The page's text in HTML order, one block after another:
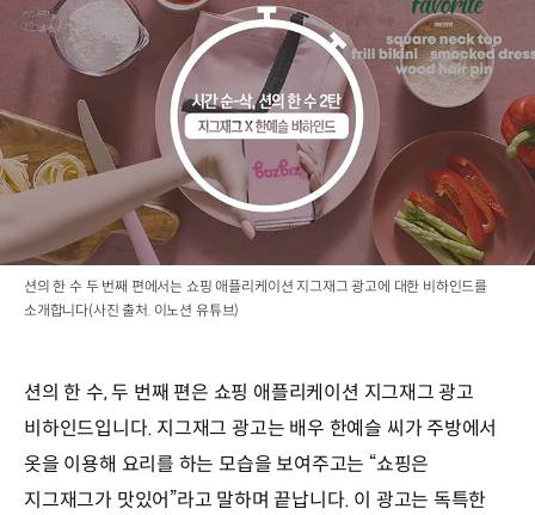
션의 한 수 두 번째 편에서는 쇼핑 애플리케이션 지그재그 광고에 대한 비하인드를
소개합니다(사진 출처. 이노션 유튜브)
션의 한 수, 두 번째 편은 쇼핑 애플리케이션 지그재그 광고
비하인드입니다. 지그재그 광고는 배우 한예슬 씨가 주방에서
옷을 이용해 요리를 하는 모습을 보여주고는 “쇼핑은
지그재그가 맛있어”라고 말하며 끝납니다. 이 광고는 독특한